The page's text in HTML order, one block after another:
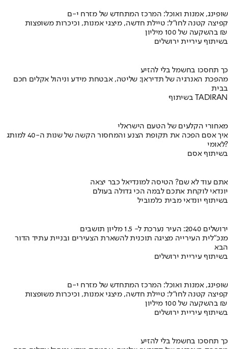
שופינג, אמנות ואוכל: המרכז המתחדש של מזרח י-ם
קפיצה קטנה לחו"ל: טיילת חדשה, מיצגי אמנות, וכיכרות משופצות
בהשקעה של 100 מיליון ₪
בשיתוף עיריית ירושלים
כך תחסכו בחשמל בלי להזיע
מהפכת האנרגיה של תדיראן: שליטה, אבטחת מידע וניהול אקלים חכם
בבית
בשיתוף TADIRAN
מאחורי הקלעים של הטעם הישראלי
איך אסם הפכה את תקופת הצנע והמחסור הקשה של שנות ה-40 למותג
לאומי?
בשיתוף אסם
אתם עוד לא שם? הטיסה למונדיאל כבר יצאה
יונדאי לוקחת אתכם לבמה הכי גדולה בעולם
בשיתוף יונדאי מבית כלמוביל
ירושלים 2040: העיר נערכת ל- 1.5 מליון תושבים
מנכ"לית העירייה מציגה תוכנית להשארת הצעירים ובניית עתיד הדור
הבא
בשיתוף עיריית ירושלים
שופינג, אמנות ואוכל: המרכז המתחדש של מזרח י-ם
קפיצה קטנה לחו"ל: טיילת חדשה, מיצגי אמנות, וכיכרות משופצות
בהשקעה של 100 מיליון ₪
בשיתוף עיריית ירושלים
כך תחסכו בחשמל בלי להזיע